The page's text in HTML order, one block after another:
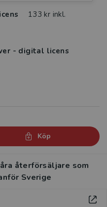
133 kr inkl.
- digital licens
Köp
återförsäljare som
Sverige